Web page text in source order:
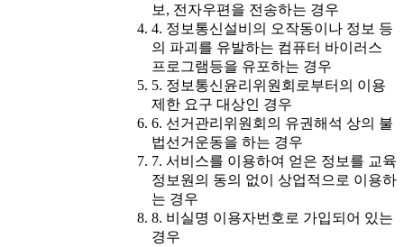
보, 전자우편을 전송하는 경우
4. 정보통신설비의 오작동이나 정보 등
의 파괴를 유발하는 컴퓨터 바이러스
프로그램등을 유포하는 경우
5. 정보통신윤리위원회로부터의 이용
제한 요구 대상인 경우
6. 선거관리위원회의 유권해석 상의 불
법선거운동을 하는 경우
7. 서비스를 이용하여 얻은 정보를 교육
정보원의 동의 없이 상업적으로 이용하
는 경우
8. 비실명 이용자번호로 가입되어 있는
경우